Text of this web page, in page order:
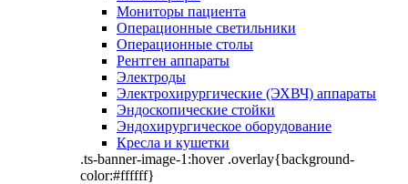
Мониторы пациента
Операционные светильники
Операционные столы
Рентген аппараты
Электроды
Электрохирургические (ЭХВЧ) аппараты
Эндоскопические стойки
Эндохирургическое оборудование
Кресла и кушетки
.ts-banner-image-1:hover .overlay{background-
color:#ffffff}